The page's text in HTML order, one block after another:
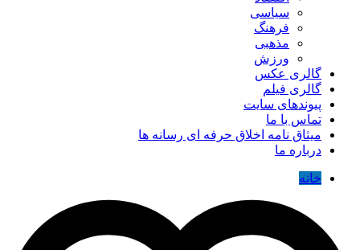
سیاسی
فرهنگ
مذهبی
ورزش
گالری عکس
گالری فیلم
پیوندهای سایت
تماس با ما
میثاق نامه اخلاق حرفه ای رسانه ها
درباره ما
خانه